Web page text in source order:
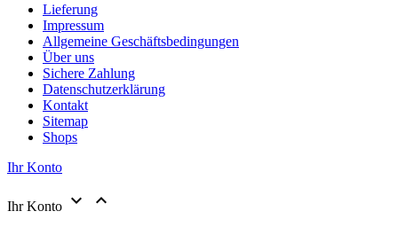
Lieferung
Impressum
Allgemeine Geschäftsbedingungen
Über uns
Sichere Zahlung
Datenschutzerklärung
Kontakt
Sitemap
Shops
Ihr Konto
Ihr Konto  